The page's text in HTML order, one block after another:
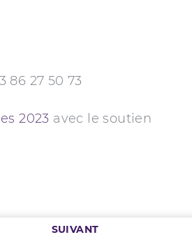
86 27 50 73
2023 avec le soutien
SUIVANT